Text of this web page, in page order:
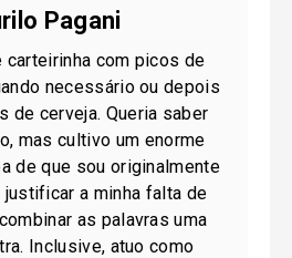
Pagani
carteirinha com picos de
necessário ou depois
de cerveja. Queria saber
mas cultivo um enorme
de que sou originalmente
justificar a minha falta de
as palavras uma
Inclusive, atuo como